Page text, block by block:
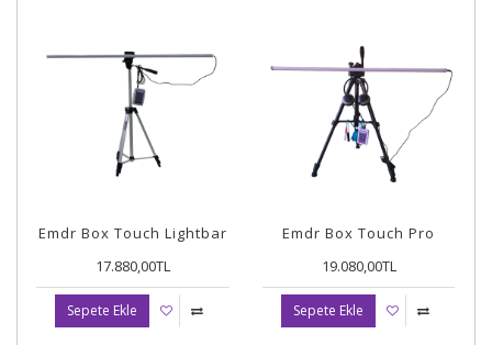
Emdr Box Touch Lightbar
17.880,00TL
Sepete Ekle
Emdr Box Touch Pro
19.080,00TL
Sepete Ekle